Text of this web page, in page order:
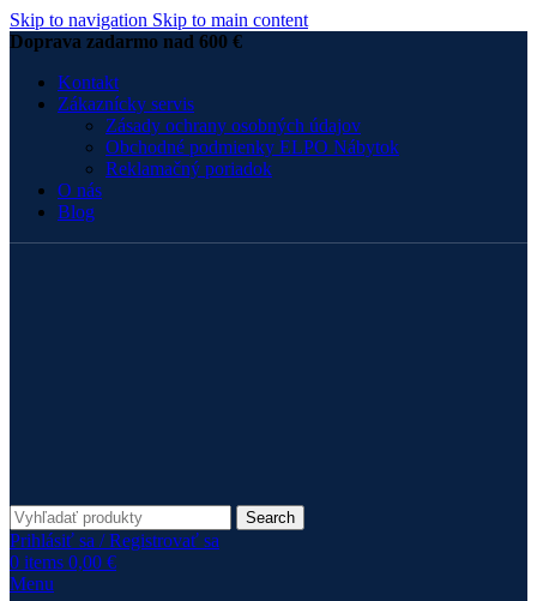
Skip to navigation Skip to main content
Doprava zadarmo nad 600 €
Kontakt
Zákaznícky servis
Zásady ochrany osobných údajov
Obchodné podmienky ELPO Nábytok
Reklamačný poriadok
O nás
Blog
Search
Prihlásiť sa / Registrovať sa
0 items 0,00 €
Menu